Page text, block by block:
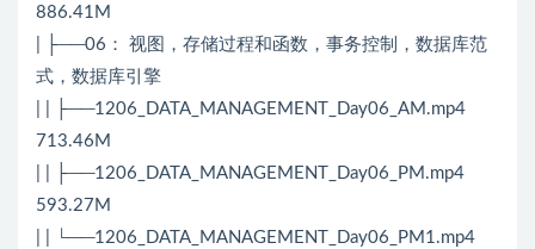
886.41M
| ├──06： 视图，存储过程和函数，事务控制，数据库范
式，数据库引擎
| | ├──1206_DATA_MANAGEMENT_Day06_AM.mp4
713.46M
| | ├──1206_DATA_MANAGEMENT_Day06_PM.mp4
593.27M
| | └──1206_DATA_MANAGEMENT_Day06_PM1.mp4